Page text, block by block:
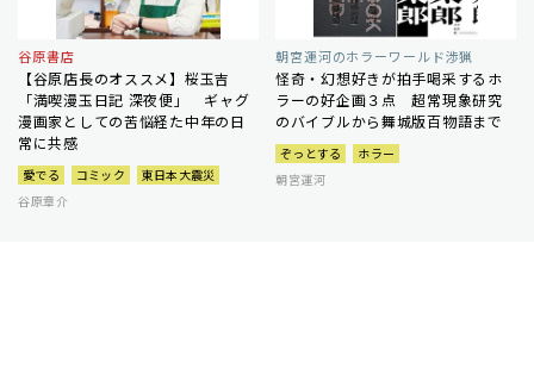
谷原書店
【谷原店長のオススメ】桜玉吉
「満喫漫玉日記 深夜便」 ギャグ
漫画家としての苦悩経た中年の日
常に共感
愛でる コミック
東日本大震災
谷原章介
朝宮運河のホラーワールド渉猟
怪奇・幻想好きが拍手喝采するホ
ラーの好企画３点 超常現象研究
のバイブルから舞城版百物語まで
ぞっとする
ホラー
朝宮運河